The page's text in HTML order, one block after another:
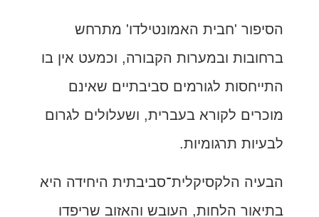
הסיפור 'חבית האמונטילדו' מתרחש
ברחובות ובמערות הקבורה, וכמעט אין בו
התייחסות לגורמים סביבתיים שאינם
מוכרים לקורא בעברית, ושעלולים לגרום
לבעיות תרגומיות.
הבעיה הלקסיקלית־סביבתית היחידה היא
בתיאור הלחות, העובש והאזוב שריפדו